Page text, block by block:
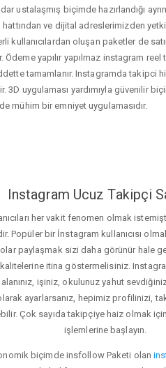
ustalaşmış biçimde hazırlandığı
hattından ve dijital adreslerimizden
kullanıcılardan oluşan paketler de
Ödeme yapılır yapılmaz instagram
tamamlanır. Instagramda takipci
3D uygulaması yardımıyla güvenilir
mühim bir emniyet uygulamasıdır.
Instagram Ucuz Takipçi
her vakit fenomen olmak
Popüler bir İnstagram kullanıcısı
paylaşmak sizi daha görünür hale
kalitelerine itina göstermelisiniz.
alanınız, işiniz, okulunuz yahut
ayarlarsanız, hepimiz profilinizi,
Çok sayıda takipçiye haiz olmak
işlemlerine başlayın.
biçimde insfollow Paketi olan